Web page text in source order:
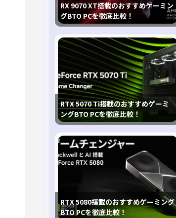
RX 9070 XT搭載のおすすめゲーミン
グBTO PCを徹底比較！
RTX 5070 Ti搭載のおすすめゲーミ
ングBTO PCを徹底比較！
RTX 5080搭載のおすすめゲーミング
BTO PCを徹底比較！